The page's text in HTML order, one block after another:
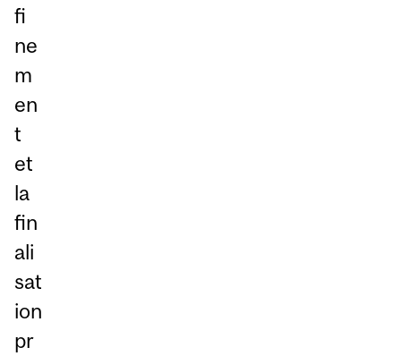
fi
ne
m
en
t
et
la
fin
ali
sat
ion
pr